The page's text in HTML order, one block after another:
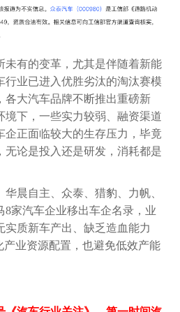
未有的变革，尤其是伴随着新能
行业已进入优胜劣汰的淘汰赛模
各大汽车品牌不断推出重磅新
境下，一些实力较弱、融资渠道
企正面临较大的生存压力，毕竟
无论是投入还是研发，消耗都是
晨自主、众泰、猎豹、力帆、
8家汽车企业移出车企名录，业
实质新车产出、缺乏造血能力
产业资源配置，也避免低效产能